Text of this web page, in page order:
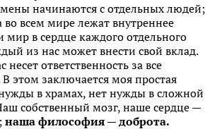
начинаются с отдельных людей;
во всем мире лежат внутреннее
мир в сердце каждого отдельного
из нас может внести свой вклад.
ответственность за все
В этом заключается моя простая
в храмах, нет нужды в сложной
собственный мозг, наше сердце —
наша философия — доброта.